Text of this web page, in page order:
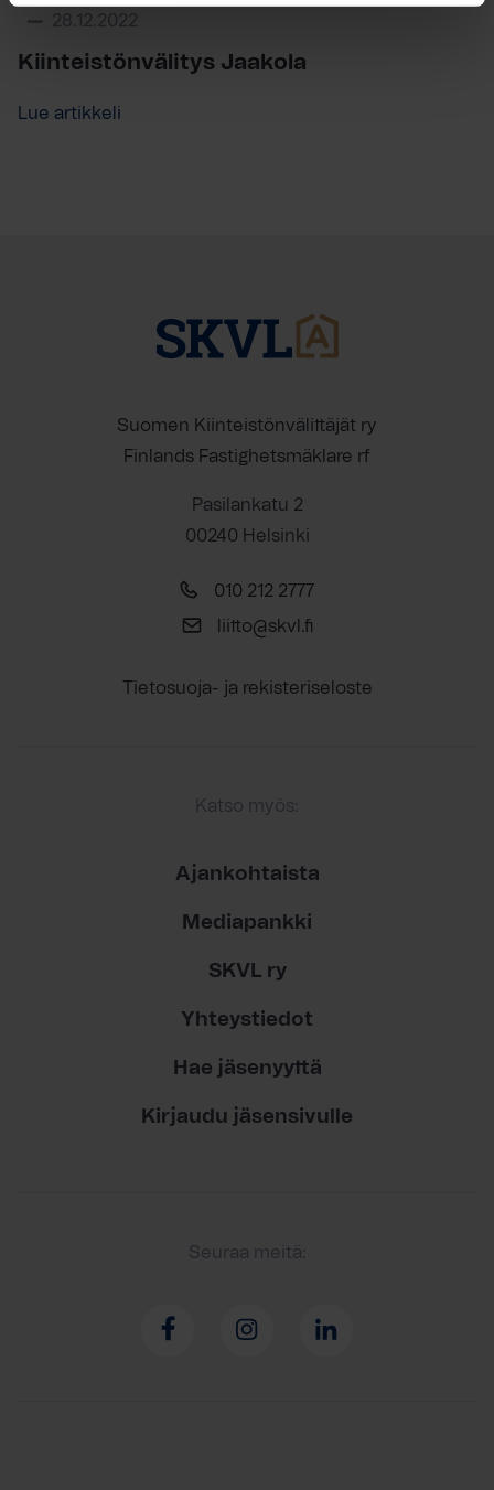
28.12.2022
Kiinteistönvälitys Jaakola
Lue artikkeli
Suomen Kiinteistönvälittäjät ry
Finlands Fastighetsmäklare rf
Pasilankatu 2
00240 Helsinki
010 212 2777
liitto@skvl.fi
Tietosuoja- ja rekisteriseloste
Katso myös:
Ajankohtaista
Mediapankki
SKVL ry
Yhteystiedot
Hae jäsenyyttä
Kirjaudu jäsensivulle
Seuraa meitä: